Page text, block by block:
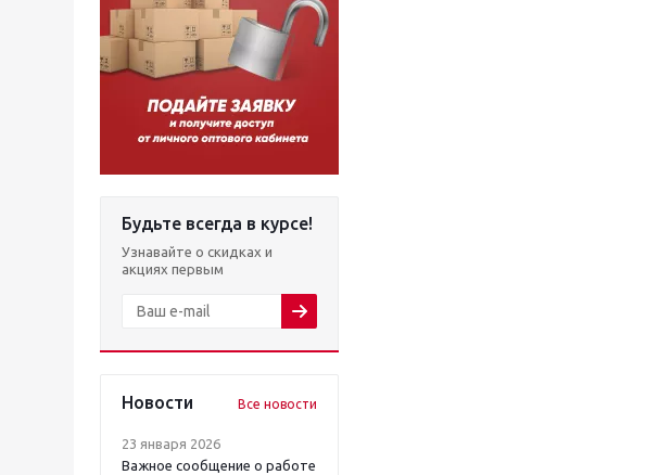
Будьте всегда в курсе!
Узнавайте о скидках и
акциях первым
Новости Все новости
23 января 2026
Важное сообщение о работе